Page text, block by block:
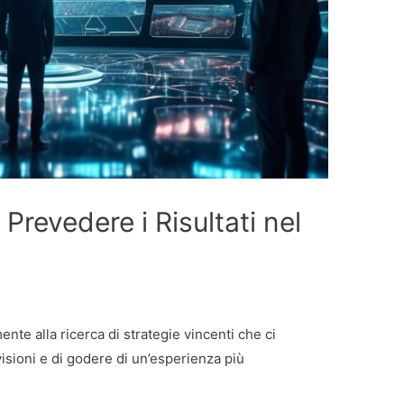
i Risultati nel
alla ricerca di strategie vincenti che ci
e di godere di un’esperienza più